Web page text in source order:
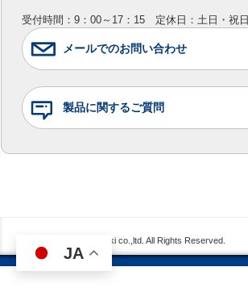
受付時間：9：00～17：15 定休日：土日・祝日
メールでのお問い合わせ
製品に関するご質問
Copyright © showasokki co.,ltd. All Rights Reserved.
JA